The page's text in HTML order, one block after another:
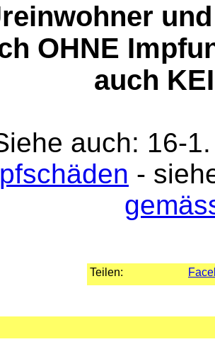
OHNE
auch
auch: 16-
-
Teilen: